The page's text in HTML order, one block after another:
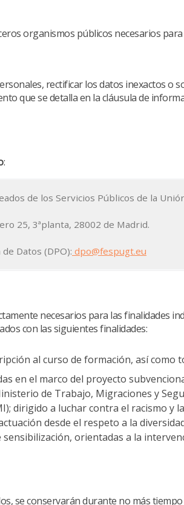
organismos públicos necesarios para
rectificar los datos inexactos o
que se detalla en la cláusula de
:
de los Servicios Públicos de la
25, 3ªplanta, 28002 de Madrid.
Datos (DPO): dpo@fespugt.eu
necesarios para las finalidades
con las siguientes finalidades:
al curso de formación, así como
en el marco del proyecto
de Trabajo, Migraciones y
dirigido a luchar contra el racismo y
desde el respeto a la
orientadas a la
se conservarán durante no más